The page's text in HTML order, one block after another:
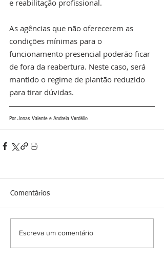
e reabilitação profissional.
As agências que não oferecerem as
condições mínimas para o
funcionamento presencial poderão ficar
de fora da reabertura. Neste caso, será
mantido o regime de plantão reduzido
para tirar dúvidas.
Por Jonas Valente e Andreia Verdélio
Comentários
Escreva um comentário